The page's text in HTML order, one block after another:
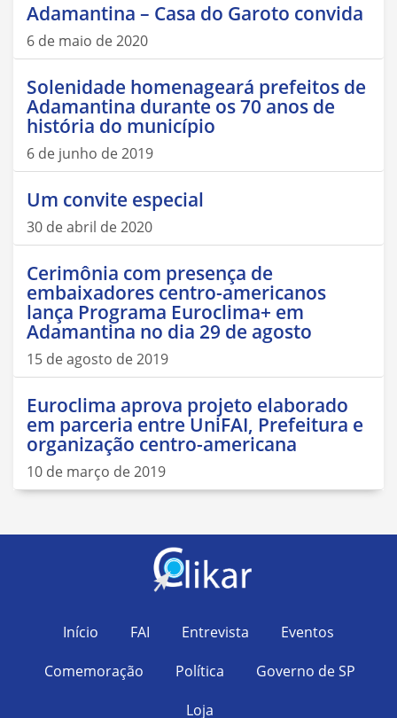
Adamantina – Casa do Garoto convida
6 de maio de 2020
Solenidade homenageará prefeitos de
Adamantina durante os 70 anos de
história do município
6 de junho de 2019
Um convite especial
30 de abril de 2020
Cerimônia com presença de
embaixadores centro-americanos
lança Programa Euroclima+ em
Adamantina no dia 29 de agosto
15 de agosto de 2019
Euroclima aprova projeto elaborado
em parceria entre UniFAI, Prefeitura e
organização centro-americana
10 de março de 2019
Início FAI Entrevista
Eventos
Comemoração
Política
Governo de SP
Loja